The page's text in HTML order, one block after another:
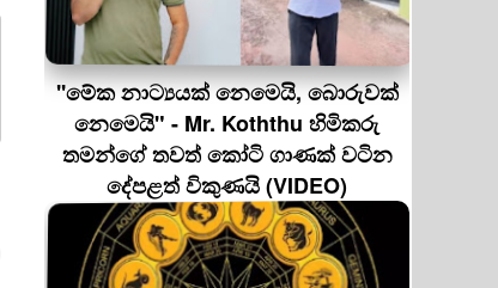
''මේක නාට්‍යයක් නෙමෙයි, බොරුවක්
නෙමෙයි" - Mr. Koththu හිමිකරු
තමන්ගේ තවත් කෝටි ගාණක් වටින
දේපළත් විකුණයි (VIDEO)